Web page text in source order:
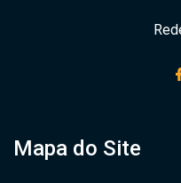
Mapa do Site